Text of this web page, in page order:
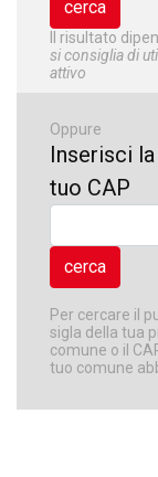
Il risultato
si consiglia di
attivo
Oppure
Inserisci
tuo CAP
Per cercare il
sigla della tua
comune o il
tuo comune